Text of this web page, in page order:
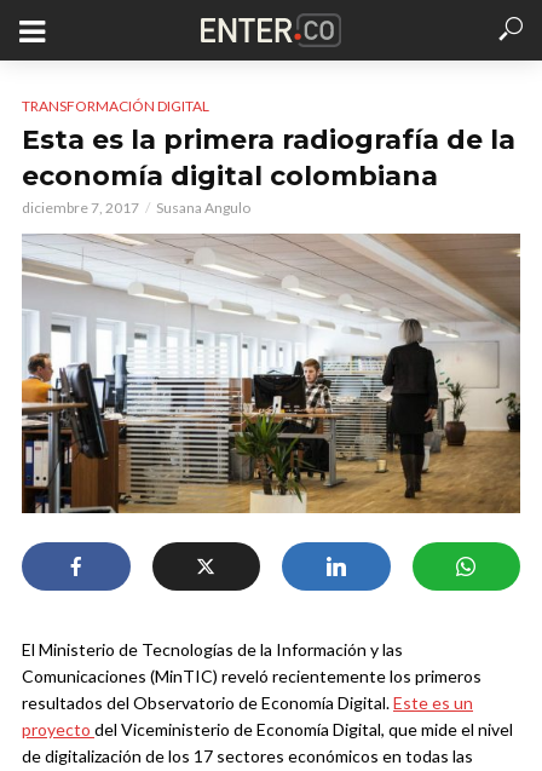
TRANSFORMACIÓN DIGITAL
Esta es la primera radiografía de la
economía digital colombiana
diciembre 7, 2017 Susana Angulo
El Ministerio de Tecnologías de la Información y las
Comunicaciones (MinTIC) reveló recientemente los primeros
resultados del Observatorio de Economía Digital.Este es un
proyecto del Viceministerio de Economía Digital, que mide el nivel
de digitalización de los 17 sectores económicos en todas las